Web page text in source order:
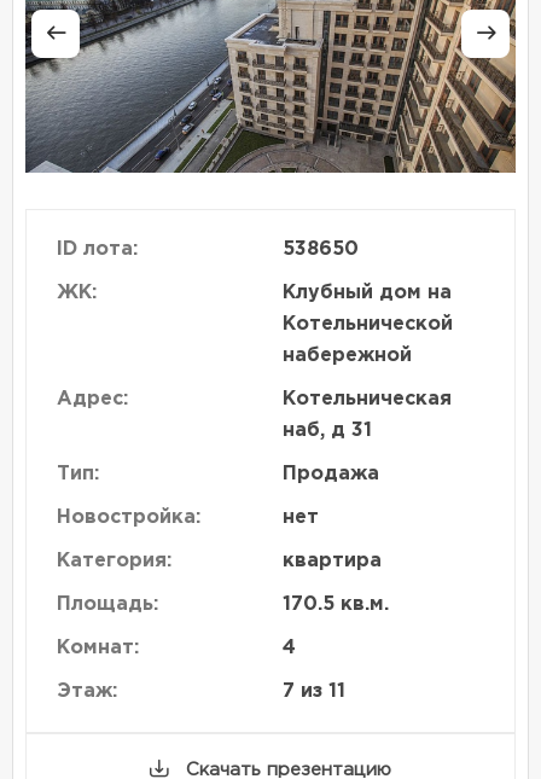
ID лота: 538650
ЖК:
Клубный дом на
Котельнической
набережной
Адрес:
Котельническая
наб, д 31
Тип: Продажа
Новостройка: нет
Категория: квартира
Площадь: 170.5 кв.м.
Комнат: 4
Этаж: 7 из 11
Скачать презентацию